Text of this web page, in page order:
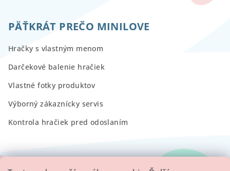
PÄŤKRÁT PREČO MINILOVE
Hračky s vlastným menom
Darčekové balenie hračiek
Vlastné fotky produktov
Výborný zákaznícky servis
Kontrola hračiek pred odoslaním